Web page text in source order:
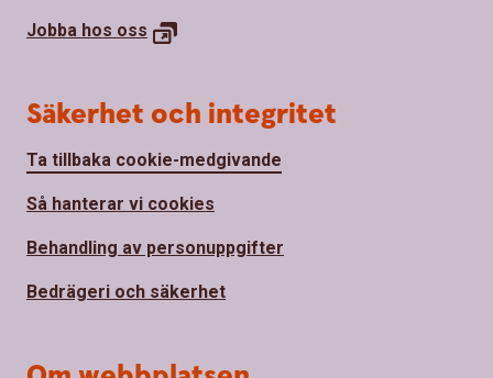
Jobba hos oss
Säkerhet och integritet
Ta tillbaka cookie-medgivande
Så hanterar vi cookies
Behandling av personuppgifter
Bedrägeri och säkerhet